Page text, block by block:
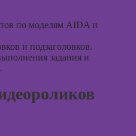
по моделям AIDA и
и подзаголовков.
задания и